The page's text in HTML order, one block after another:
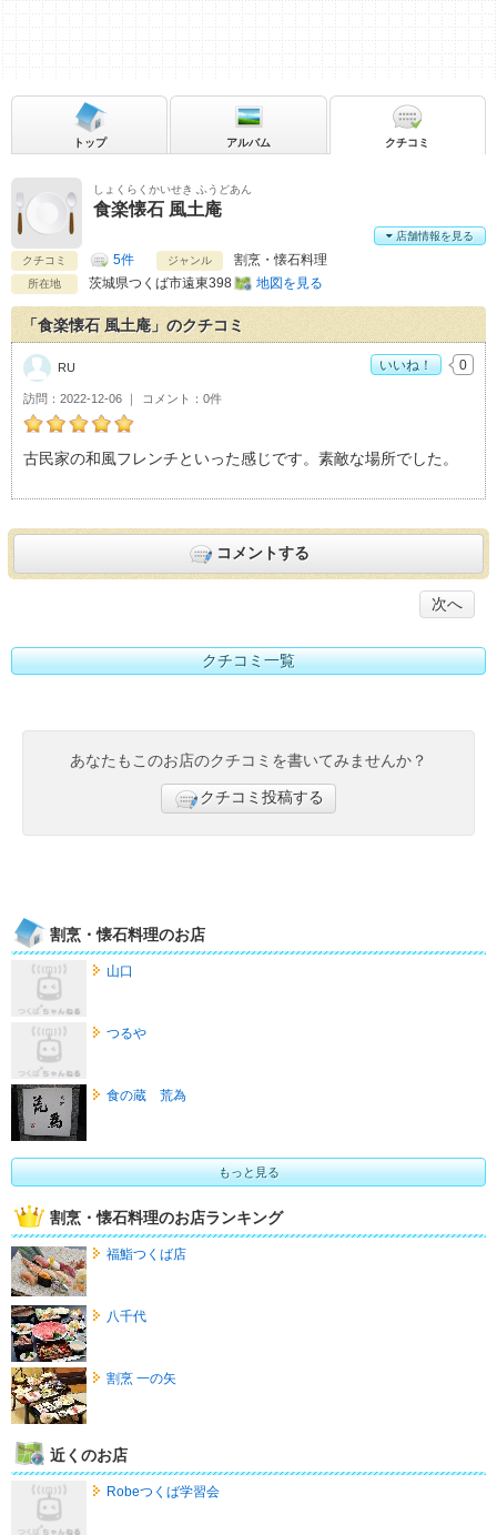
しょくらくかいせき ふうどあん
食楽懐石 風土庵
クチコミ 5件 ジャンル 割烹・懐石料理
所在地 茨城県つくば市遠東398 地図を見る
店舗情報を見る
トップ アルバム クチコミ
「食楽懐石 風土庵」のクチコミ
RUの食楽懐石 風土庵おすすめ度：5
古民家の和風フレンチといった感じです。素敵な場所でした。
訪問 2022-12-06 コメント 0件
RU いいね！ 0
コメントする
次へ
クチコミ一覧
あなたもこのお店のクチコミを書いてみませんか？
クチコミ投稿する
割烹・懐石料理のお店
山口
つるや
食の蔵 荒為
もっと見る
割烹・懐石料理のお店ランキング
福鮨つくば店
八千代
割烹 一の矢
近くのお店
Robeつくば学習会